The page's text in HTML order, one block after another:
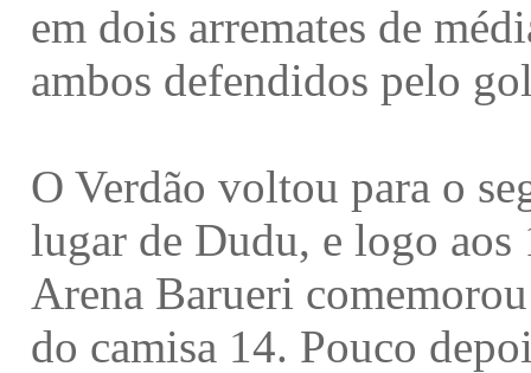
em dois arremates de
ambos defendidos pelo
O Verdão voltou para o
lugar de Dudu, e logo aos
Arena Barueri
do camisa 14. Pouco